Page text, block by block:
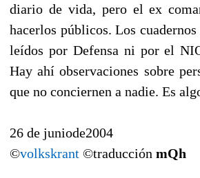
diario de vida, pero el ex
hacerlos públicos. Los
leídos por Defensa ni por el
Hay ahí observaciones sobre
que no conciernen a nadie. Es
26 de juniode2004
©volkskrant ©traducción mQh